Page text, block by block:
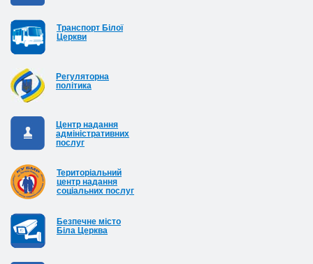
Транспорт Білої
Церкви
Регуляторна
політика
Центр надання
адміністративних
послуг
Територіальний
центр надання
соціальних послуг
Безпечне місто
Біла Церква